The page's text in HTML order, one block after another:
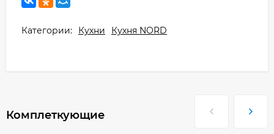
Категории: Кухни Кухня NORD
Комплеткующие